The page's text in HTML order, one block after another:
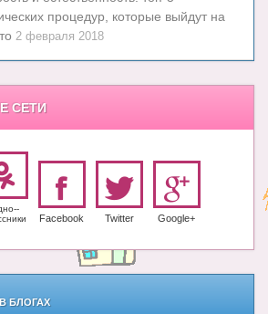
процедур, которые выйдут на
2 февраля 2018
СЕТИ
Facebook Twitter Google+
БЛОГАХ